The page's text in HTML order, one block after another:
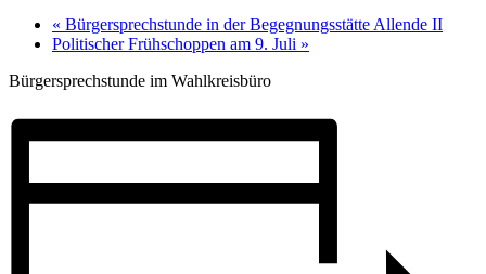
« Bürgersprechstunde in der Begegnungsstätte Allende II
Politischer Frühschoppen am 9. Juli »
Bürgersprechstunde im Wahlkreisbüro